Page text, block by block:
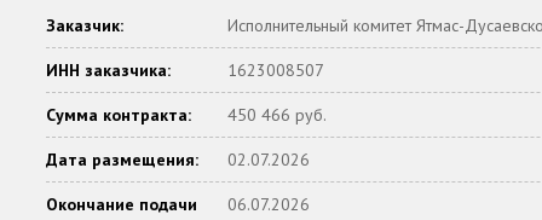
Заказчик: Исполнительный комитет Ятмас-
ИНН заказчика: 1623008507
Сумма контракта: 450 466 руб.
Дата размещения: 02.07.2026
Окончание подачи
06.07.2026